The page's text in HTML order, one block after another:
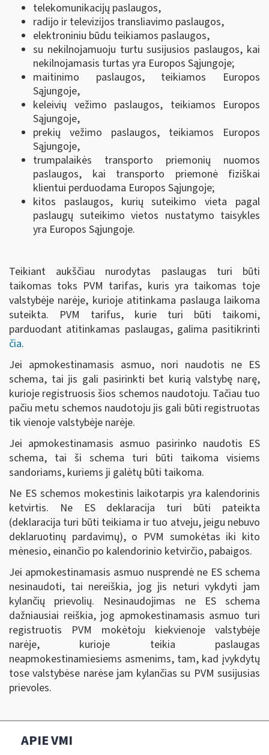
telekomunikacijų paslaugos,
radijo ir televizijos transliavimo paslaugos,
elektroniniu būdu teikiamos paslaugos,
su nekilnojamuoju turtu susijusios paslaugos, kai
nekilnojamasis turtas yra Europos Sąjungoje;
maitinimo paslaugos, teikiamos Europos
Sąjungoje,
keleivių vežimo paslaugos, teikiamos Europos
Sąjungoje,
prekių vežimo paslaugos, teikiamos Europos
Sąjungoje,
trumpalaikės transporto priemonių nuomos
paslaugos, kai transporto priemonė fiziškai
klientui perduodama Europos Sąjungoje;
kitos paslaugos, kurių suteikimo vieta pagal
paslaugų suteikimo vietos nustatymo taisykles
yra Europos Sąjungoje.
Teikiant aukščiau nurodytas paslaugas turi būti
taikomas toks PVM tarifas, kuris yra taikomas toje
valstybėje narėje, kurioje atitinkama paslauga laikoma
suteikta. PVM tarifus, kurie turi būti taikomi,
parduodant atitinkamas paslaugas, galima pasitikrinti
čia.
Jei apmokestinamasis asmuo, nori naudotis ne ES
schema, tai jis gali pasirinkti bet kurią valstybę narę,
kurioje registruosis šios schemos naudotoju. Tačiau tuo
pačiu metu schemos naudotoju jis gali būti registruotas
tik vienoje valstybėje narėje.
Jei apmokestinamasis asmuo pasirinko naudotis ES
schema, tai ši schema turi būti taikoma visiems
sandoriams, kuriems ji galėtų būti taikoma.
Ne ES schemos mokestinis laikotarpis yra kalendorinis
ketvirtis. Ne ES deklaracija turi būti pateikta
(deklaracija turi būti teikiama ir tuo atveju, jeigu nebuvo
deklaruotinų pardavimų), o PVM sumokėtas iki kito
mėnesio, einančio po kalendorinio ketvirčio, pabaigos.
Jei apmokestinamasis asmuo nusprendė ne ES schema
nesinaudoti, tai nereiškia, jog jis neturi vykdyti jam
kylančių prievolių. Nesinaudojimas ne ES schema
dažniausiai reiškia, jog apmokestinamasis asmuo turi
registruotis PVM mokėtoju kiekvienoje valstybėje
narėje, kurioje teikia paslaugas
neapmokestinamiesiems asmenims, tam, kad įvykdytų
tose valstybėse narėse jam kylančias su PVM susijusias
prievoles.
APIE VMI